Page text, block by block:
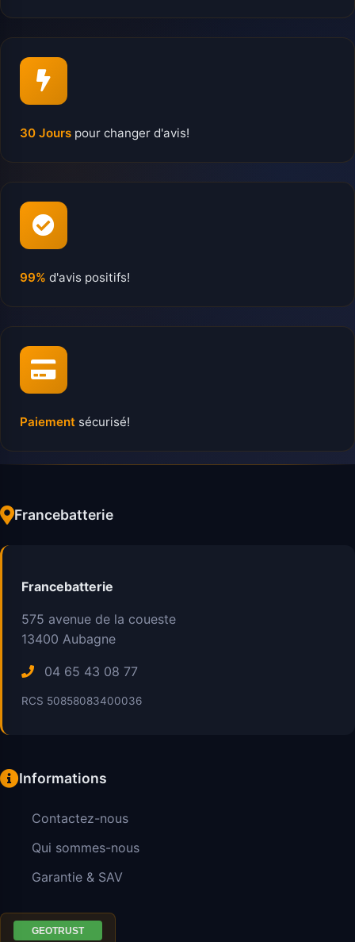
30 Jours pour changer d'avis!
99% d'avis positifs!
Paiement sécurisé!
Francebatterie
Francebatterie
575 avenue de la coueste
13400 Aubagne
04 65 43 08 77
RCS 50858083400036
Informations
Contactez-nous
Qui sommes-nous
Garantie & SAV